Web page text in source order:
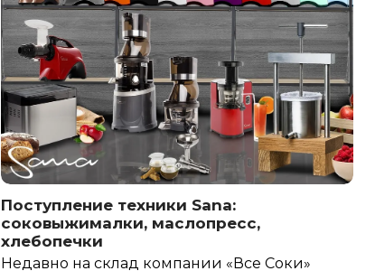
Поступление техники Sana:
соковыжималки, маслопресс,
хлебопечки
Недавно на склад компании «Все Соки»